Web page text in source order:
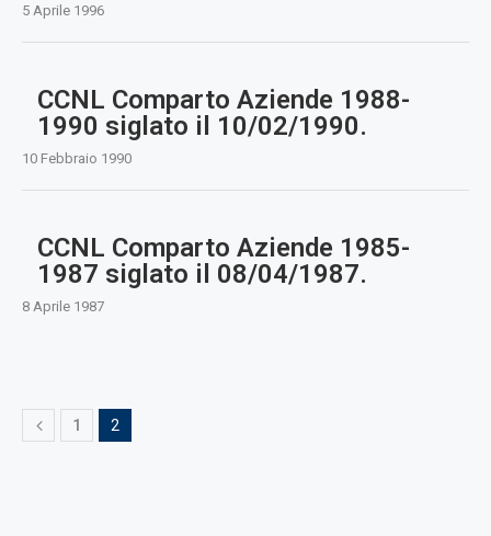
5 Aprile 1996
CCNL Comparto Aziende 1988-
1990 siglato il 10/02/1990.
10 Febbraio 1990
CCNL Comparto Aziende 1985-
1987 siglato il 08/04/1987.
8 Aprile 1987
1 2